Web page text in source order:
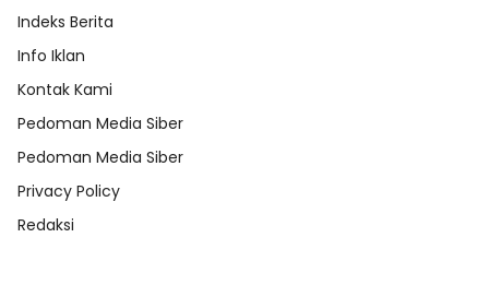
Indeks Berita
Info Iklan
Kontak Kami
Pedoman Media Siber
Pedoman Media Siber
Privacy Policy
Redaksi